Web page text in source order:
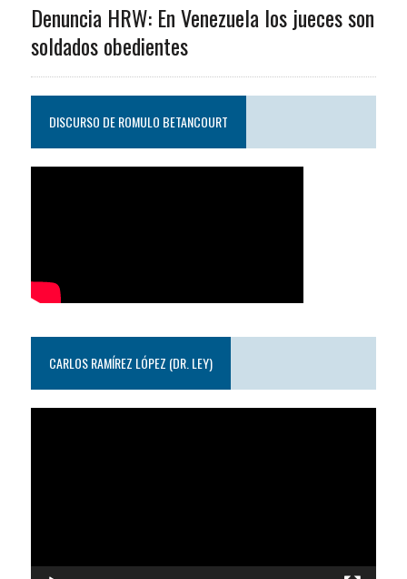
Denuncia HRW: En Venezuela los jueces son
soldados obedientes
DISCURSO DE ROMULO BETANCOURT
CARLOS RAMÍREZ LÓPEZ (DR. LEY)